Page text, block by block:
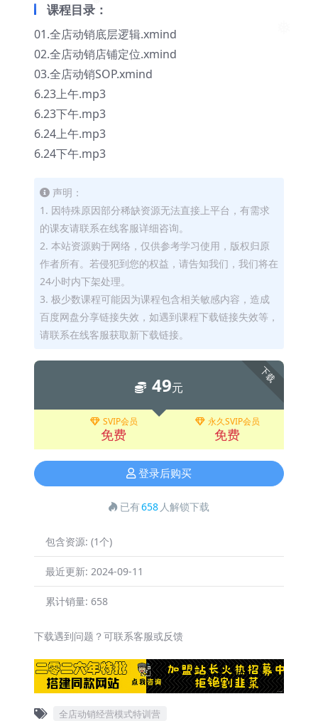
❅
课程目录：
01.全店动销底层逻辑.xmind
02.全店动销店铺定位.xmind
03.全店动销SOP.xmind
6.23上午.mp3
6.23下午.mp3
6.24上午.mp3
6.24下午.mp3
声明：
1. 因特殊原因部分稀缺资源无法直接上平台，有需求
的课友请联系在线客服详细咨询。
2. 本站资源购于网络，仅供参考学习使用，版权归原
作者所有。若侵犯到您的权益，请告知我们，我们将在
24小时内下架处理。
3. 极少数课程可能因为课程包含相关敏感内容，造成
百度网盘分享链接失效，如遇到课程下载链接失效等，
请联系在线客服获取新下载链接。
下载
49元
SVIP会员
免费
永久SVIP会员
免费
登录后购买
已有658 人解锁下载
包含资源: (1个)
最近更新: 2024-09-11
累计销量: 658
下载遇到问题？可联系客服或反馈
全店动销经营模式特训营